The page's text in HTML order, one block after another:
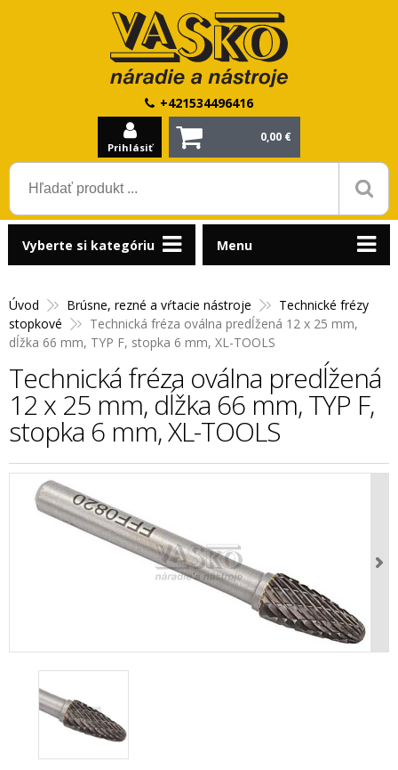
+421534496416
Prihlásiť
0,00 €
Úvod Brúsne, rezné a vŕtacie nástroje
Technické frézy
stopkové
Technická fréza oválna predĺžená 12 x 25 mm,
dĺžka 66 mm, TYP F, stopka 6 mm, XL-TOOLS
Technická fréza oválna predĺžená
12 x 25 mm, dĺžka 66 mm, TYP F,
stopka 6 mm, XL-TOOLS
Vyberte si kategóriu Menu